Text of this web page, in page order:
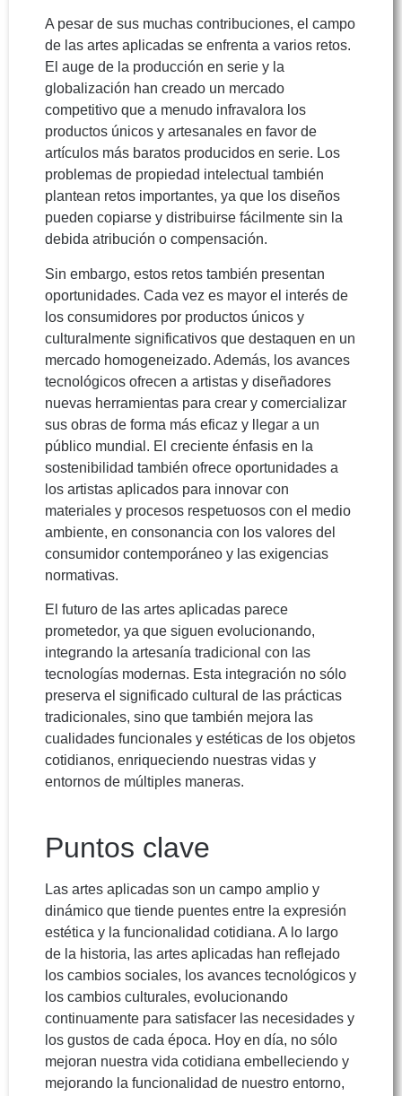
A pesar de sus muchas contribuciones, el campo
de las artes aplicadas se enfrenta a varios retos.
El auge de la producción en serie y la
globalización han creado un mercado
competitivo que a menudo infravalora los
productos únicos y artesanales en favor de
artículos más baratos producidos en serie. Los
problemas de propiedad intelectual también
plantean retos importantes, ya que los diseños
pueden copiarse y distribuirse fácilmente sin la
debida atribución o compensación.
Sin embargo, estos retos también presentan
oportunidades. Cada vez es mayor el interés de
los consumidores por productos únicos y
culturalmente significativos que destaquen en un
mercado homogeneizado. Además, los avances
tecnológicos ofrecen a artistas y diseñadores
nuevas herramientas para crear y comercializar
sus obras de forma más eficaz y llegar a un
público mundial. El creciente énfasis en la
sostenibilidad también ofrece oportunidades a
los artistas aplicados para innovar con
materiales y procesos respetuosos con el medio
ambiente, en consonancia con los valores del
consumidor contemporáneo y las exigencias
normativas.
El futuro de las artes aplicadas parece
prometedor, ya que siguen evolucionando,
integrando la artesanía tradicional con las
tecnologías modernas. Esta integración no sólo
preserva el significado cultural de las prácticas
tradicionales, sino que también mejora las
cualidades funcionales y estéticas de los objetos
cotidianos, enriqueciendo nuestras vidas y
entornos de múltiples maneras.
Puntos clave
Las artes aplicadas son un campo amplio y
dinámico que tiende puentes entre la expresión
estética y la funcionalidad cotidiana. A lo largo
de la historia, las artes aplicadas han reflejado
los cambios sociales, los avances tecnológicos y
los cambios culturales, evolucionando
continuamente para satisfacer las necesidades y
los gustos de cada época. Hoy en día, no sólo
mejoran nuestra vida cotidiana embelleciendo y
mejorando la funcionalidad de nuestro entorno,